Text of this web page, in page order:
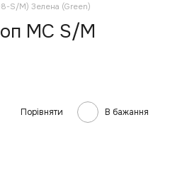
S/M) Зелена (Green)
MC S/M
Порівняти В бажання